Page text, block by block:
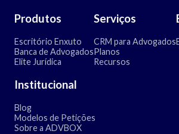
Produtos
Escritório Enxuto
Banca de Advogados
Elite Jurídica
Serviços
CRM para Advogados
Planos
Recursos
Institucional
Blog
Modelos de Petições
Sobre a ADVBOX